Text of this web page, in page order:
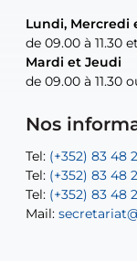
Lundi, Mercredi
de 09.00 à 11.30
Mardi et Jeudi
de 09.00 à 11.30
Nos
Tel: (+352) 83 48
Tel: (+352) 83 48
Tel: (+352) 83 48
Mail:
Lundi, Mercredi
de 09.00 à 11.30
Mardi et Jeudi
de 09.00 à 11.30
Tel: (+352) 83 48
Tel: (+352) 83 48
Mail:
Mail:
uniquement sur
Mail:
uniquement sur
Tel:(+352) 83 48
uniquement sur
Tel:Permanence